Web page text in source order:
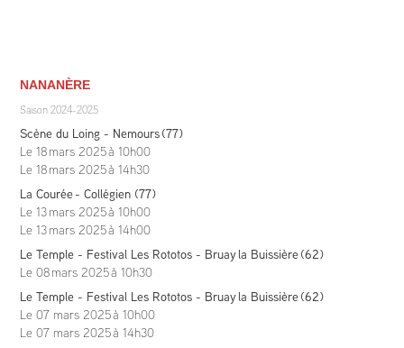
NANANÈRE
Saison 2024-2025
Scène du Loing - Nemours (77)
Le 18 mars 2025à 10h00
Le 18 mars 2025à 14h30
La Courée - Collégien (77)
Le 13 mars 2025à 10h00
Le 13 mars 2025à 14h00
Le Temple - Festival Les Rototos - Bruay la Buissière (62)
Le 08 mars 2025à 10h30
Le Temple - Festival Les Rototos - Bruay la Buissière (62)
Le 07 mars 2025à 10h00
Le 07 mars 2025à 14h30